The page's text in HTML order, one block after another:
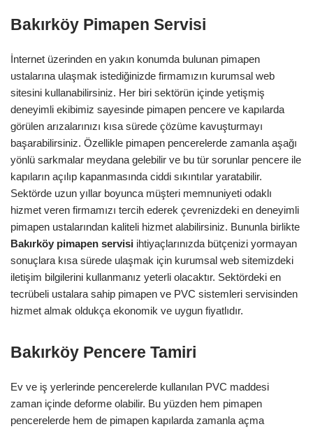
Bakırköy Pimapen Servisi
İnternet üzerinden en yakın konumda bulunan pimapen
ustalarına ulaşmak istediğinizde firmamızın kurumsal web
sitesini kullanabilirsiniz. Her biri sektörün içinde yetişmiş
deneyimli ekibimiz sayesinde pimapen pencere ve kapılarda
görülen arızalarınızı kısa sürede çözüme kavuşturmayı
başarabilirsiniz. Özellikle pimapen pencerelerde zamanla aşağı
yönlü sarkmalar meydana gelebilir ve bu tür sorunlar pencere ile
kapıların açılıp kapanmasında ciddi sıkıntılar yaratabilir.
Sektörde uzun yıllar boyunca müşteri memnuniyeti odaklı
hizmet veren firmamızı tercih ederek çevrenizdeki en deneyimli
pimapen ustalarından kaliteli hizmet alabilirsiniz. Bununla birlikte
Bakırköy pimapen servisi ihtiyaçlarınızda bütçenizi yormayan
sonuçlara kısa sürede ulaşmak için kurumsal web sitemizdeki
iletişim bilgilerini kullanmanız yeterli olacaktır. Sektördeki en
tecrübeli ustalara sahip pimapen ve PVC sistemleri servisinden
hizmet almak oldukça ekonomik ve uygun fiyatlıdır.
Bakırköy Pencere Tamiri
Ev ve iş yerlerinde pencerelerde kullanılan PVC maddesi
zaman içinde deforme olabilir. Bu yüzden hem pimapen
pencerelerde hem de pimapen kapılarda zamanla açma